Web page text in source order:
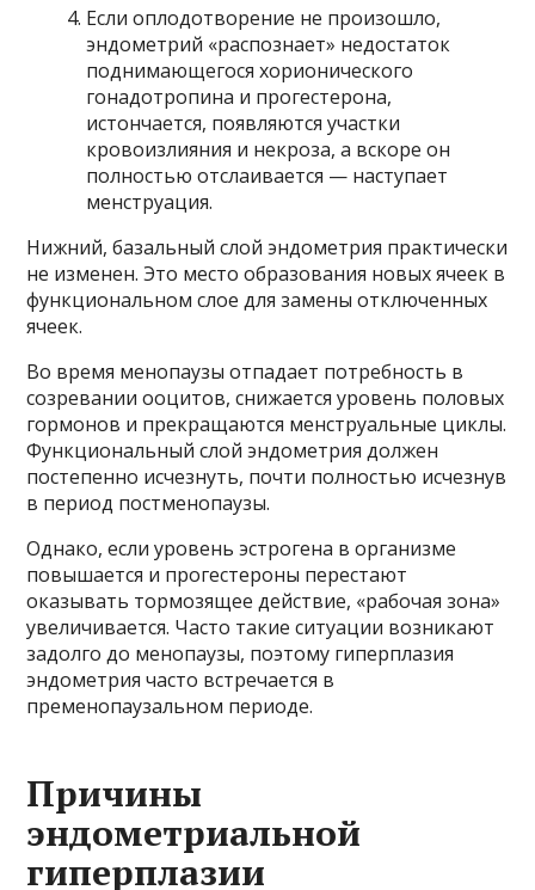
Если оплодотворение не произошло,
эндометрий «распознает» недостаток
поднимающегося хорионического
гонадотропина и прогестерона,
истончается, появляются участки
кровоизлияния и некроза, а вскоре он
полностью отслаивается — наступает
менструация.
Нижний, базальный слой эндометрия практически
не изменен. Это место образования новых ячеек в
функциональном слое для замены отключенных
ячеек.
Во время менопаузы отпадает потребность в
созревании ооцитов, снижается уровень половых
гормонов и прекращаются менструальные циклы.
Функциональный слой эндометрия должен
постепенно исчезнуть, почти полностью исчезнув
в период постменопаузы.
Однако, если уровень эстрогена в организме
повышается и прогестероны перестают
оказывать тормозящее действие, «рабочая зона»
увеличивается. Часто такие ситуации возникают
задолго до менопаузы, поэтому гиперплазия
эндометрия часто встречается в
пременопаузальном периоде.
Причины
эндометриальной
гиперплазии